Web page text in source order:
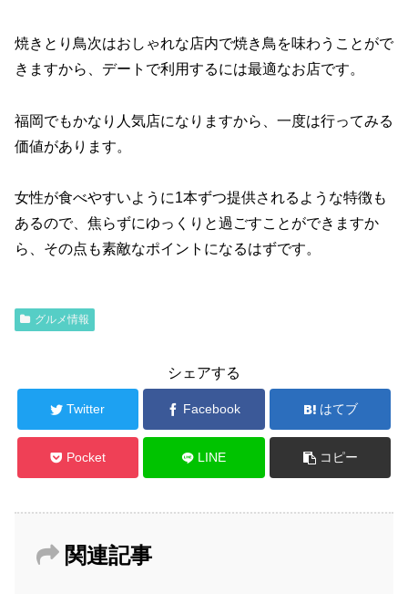
焼きとり鳥次はおしゃれな店内で焼き鳥を味わうことがで
きますから、デートで利用するには最適なお店です。
福岡でもかなり人気店になりますから、一度は行ってみる
価値があります。
女性が食べやすいように1本ずつ提供されるような特徴も
あるので、焦らずにゆっくりと過ごすことができますか
ら、その点も素敵なポイントになるはずです。
グルメ情報
シェアする
Twitter Facebook はてブ
Pocket LINE コピー
関連記事